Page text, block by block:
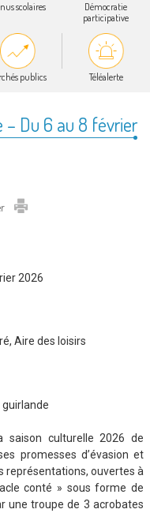
scolaires
Démocratie
participative
publics Téléalerte
– Du 6 au 8 février
2026
Aire des loisirs
guirlande
saison culturelle 2026 de
promesses d’évasion et
représentations, ouvertes à
conté » sous forme de
une troupe de 3 acrobates